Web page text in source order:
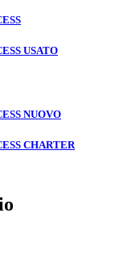
USATO
NUOVO
CHARTER